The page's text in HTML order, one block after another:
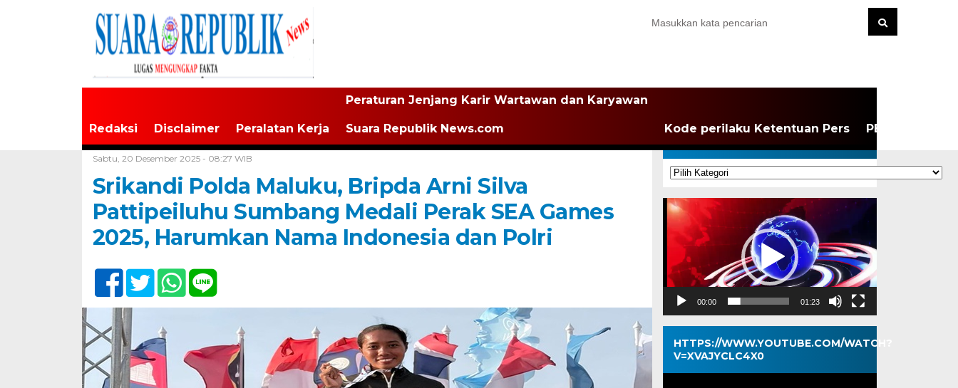
Redaksi Disclaimer Peralatan Kerja
Peraturan Jenjang Karir Wartawan dan Karyawan
Suara Republik News.com Kode perilaku Ketentuan Pers PEDOMAN
Sabtu, 20 Desember 2025 - 08:27 WIB
Srikandi Polda Maluku, Bripda Arni Silva
Pattipeiluhu Sumbang Medali Perak SEA Games
2025, Harumkan Nama Indonesia dan Polri
KATEGORI
Kategori
Pemutar
Video
00:00 01:23
HTTPS://WWW.YOUTUBE.COM/WATCH?
V=XVAJYCLC4X0
Pemutar